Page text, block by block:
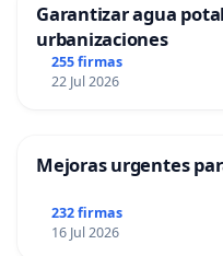
Garantizar agua
urbanizaciones
255 firmas
22 Jul 2026
Mejoras urgentes
232 firmas
16 Jul 2026